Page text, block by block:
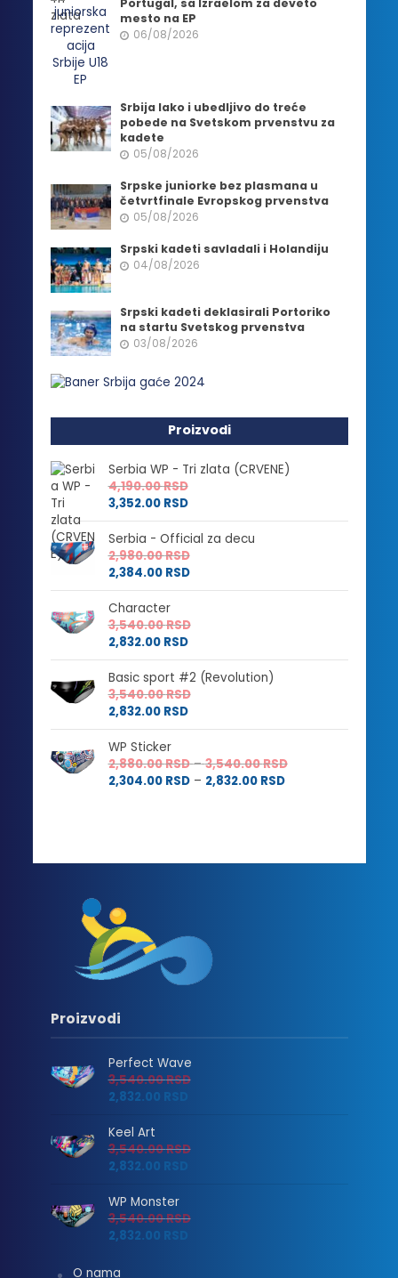
mesto na EP
06/08/2026
Srbija lako i ubedljivo do treće
pobede na Svetskom prvenstvu za
kadete
05/08/2026
Srpske juniorke bez plasmana u
četvrtfinale Evropskog prvenstva
05/08/2026
Srpski kadeti savladali i Holandiju
04/08/2026
Srpski kadeti deklasirali Portoriko
na startu Svetskog prvenstva
03/08/2026
Proizvodi
Serbia WP - Tri zlata (CRVENE)
4,190.00RSD
3,352.00 RSD
Serbia - Official za decu
2,980.00RSD
2,384.00 RSD
Character
3,540.00RSD
2,832.00 RSD
Basic sport #2 (Revolution)
3,540.00RSD
2,832.00 RSD
WP Sticker
2,880.00RSD – 3,540.00RSDRaspon
2,304.00 RSD – 2,832.00 RSDRaspon
2,832.00 RSD
Proizvodi
Perfect Wave
3,540.00RSD
2,832.00 RSD
Keel Art
3,540.00RSD
2,832.00 RSD
WP Monster
3,540.00RSD
2,832.00 RSD
O nama